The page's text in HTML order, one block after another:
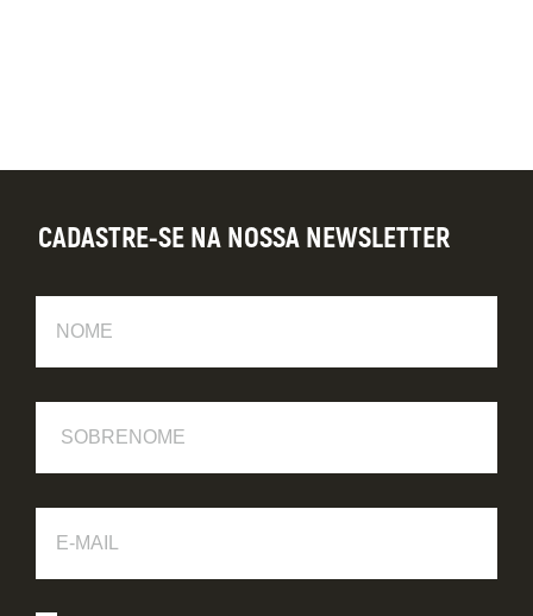
CADASTRE-SE NA NOSSA NEWSLETTER
Mail